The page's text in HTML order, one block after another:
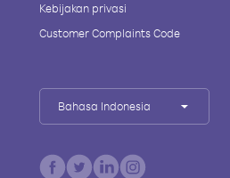
Kebijakan privasi
Customer Complaints Code
Bahasa Indonesia